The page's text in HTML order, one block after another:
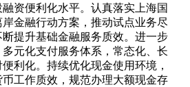
资便利化水平。认真落实上海国
金融行动方案，推动试点业务尽
提升基础金融服务质效。进一步
元化支付服务体系，常态化、长
利化。持续优化现金使用环境，
工作质效，规范办理大额现金存